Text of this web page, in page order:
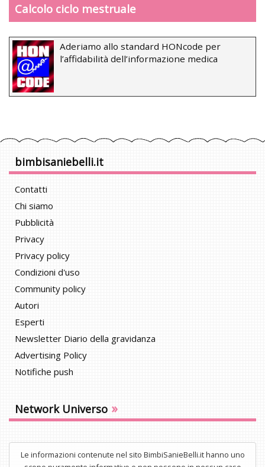
Calcolo ciclo mestruale
Aderiamo allo standard HONcode per
l’affidabilità dell’informazione medica
bimbisaniebelli.it
Contatti
Chi siamo
Pubblicità
Privacy
Privacy policy
Condizioni d'uso
Community policy
Autori
Esperti
Newsletter Diario della gravidanza
Advertising Policy
Notifiche push
Network Universo »
Le informazioni contenute nel sito BimbiSanieBelli.it hanno uno